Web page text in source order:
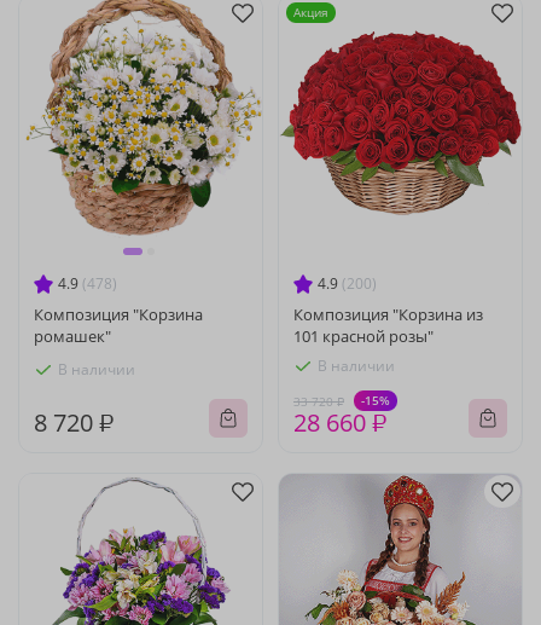
4.9 (478)
Композиция "Корзина
ромашек"
В наличии
8 720 ₽
4.9 (200)
Композиция "Корзина из
101 красной розы"
В наличии
33 720 ₽ -15%
28 660 ₽
Акция